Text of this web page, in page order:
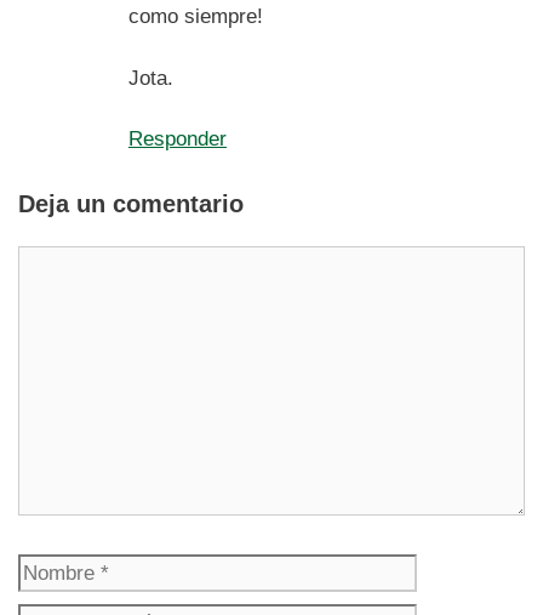
como siempre!
Jota.
Responder
Deja un comentario
Nombre
electrónico